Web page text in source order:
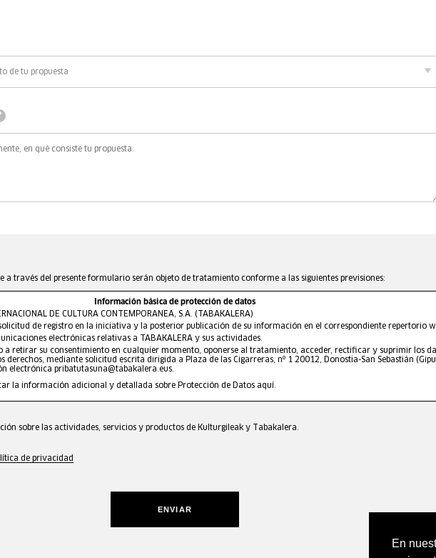
En
a través del presente formulario serán objeto de tratamiento conforme a las siguientes previsiones:
Información básica de protección de datos
DE CULTURA CONTEMPORANEA, S.A. (TABAKALERA)
de registro en la iniciativa y la posterior publicación de su información en el correspondiente repertorio
electrónicas relativas a TABAKALERA y sus actividades.
a retirar su consentimiento en cualquier momento, oponerse al tratamiento, acceder, rectificar y suprimir los
derechos, mediante solicitud escrita dirigida a Plaza de las Cigarreras, nº 1 20012, Donostia-San Sebastián
electrónica pribatutasuna@tabakalera.eus.
la información adicional y detallada sobre Protección de Datos aquí
sobre las actividades, servicios y productos de Kulturgileak y Tabakalera.
de privacidad